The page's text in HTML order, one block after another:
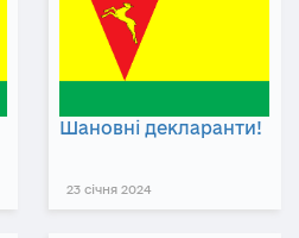
Шановні декларанти!
23 січня 2024